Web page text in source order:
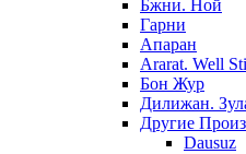
Бжни. Ной
Гарни
Апаран
Ararat. Well
Бон Жур
Дилижан.
Другие
Dausuz